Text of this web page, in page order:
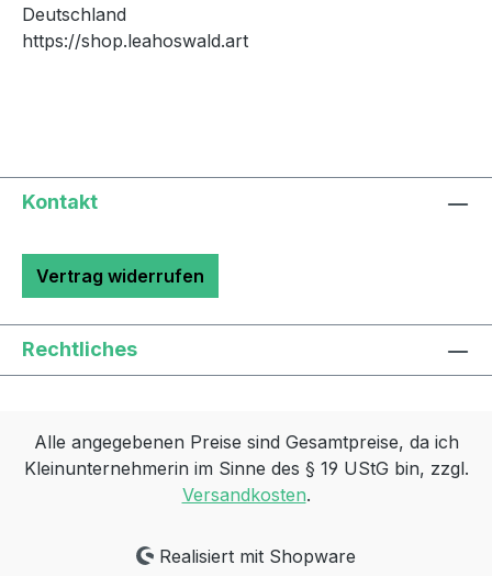
Deutschland
https://shop.leahoswald.art
Kontakt
Vertrag widerrufen
Rechtliches
Alle angegebenen Preise sind Gesamtpreise, da ich
Kleinunternehmerin im Sinne des § 19 UStG bin, zzgl.
Versandkosten.
Realisiert mit Shopware